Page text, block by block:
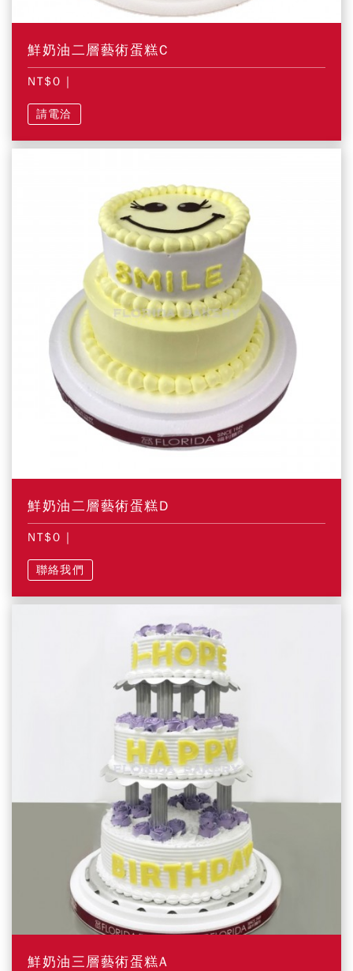
鮮奶油二層藝術蛋糕C
NT$0 |
請電洽
鮮奶油二層藝術蛋糕D
NT$0 |
聯絡我們
鮮奶油三層藝術蛋糕A